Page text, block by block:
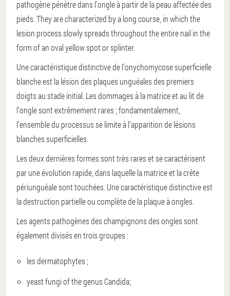
pathogène pénètre dans l'ongle à partir de la peau affectée des
pieds. They are characterized by a long course, in which the
lesion process slowly spreads throughout the entire nail in the
form of an oval yellow spot or splinter.
Une caractéristique distinctive de l'onychomycose superficielle
blanche est la lésion des plaques unguéales des premiers
doigts au stade initial. Les dommages à la matrice et au lit de
l’ongle sont extrêmement rares ; fondamentalement,
l’ensemble du processus se limite à l’apparition de lésions
blanches superficielles.
Les deux dernières formes sont très rares et se caractérisent
par une évolution rapide, dans laquelle la matrice et la crête
périunguéale sont touchées. Une caractéristique distinctive est
la destruction partielle ou complète de la plaque à ongles.
Les agents pathogènes des champignons des ongles sont
également divisés en trois groupes :
les dermatophytes ;
yeast fungi of the genus Candida;